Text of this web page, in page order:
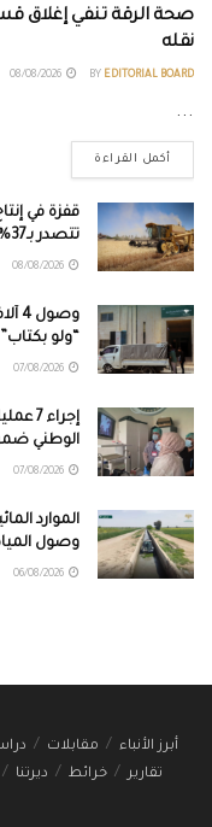
صحة الرقة تنفي إغلاق
نقله
BY EDITORIAL BOARD
...
أكمل القراءة
تتصدر بـ37%
“ولو بكتاب”
الوطني
الموارد
وصول
أبرز الأنباء مقابلات
تقارير
خرائط ديرتنا